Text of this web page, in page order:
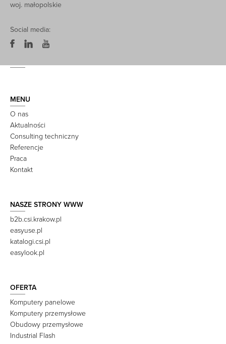
woj. małopolskie
Social media:
MENU
O nas
Aktualności
Consulting techniczny
Referencje
Praca
Kontakt
NASZE STRONY WWW
b2b.csi.krakow.pl
easyuse.pl
katalogi.csi.pl
easylook.pl
OFERTA
Komputery panelowe
Komputery przemysłowe
Obudowy przemysłowe
Industrial Flash